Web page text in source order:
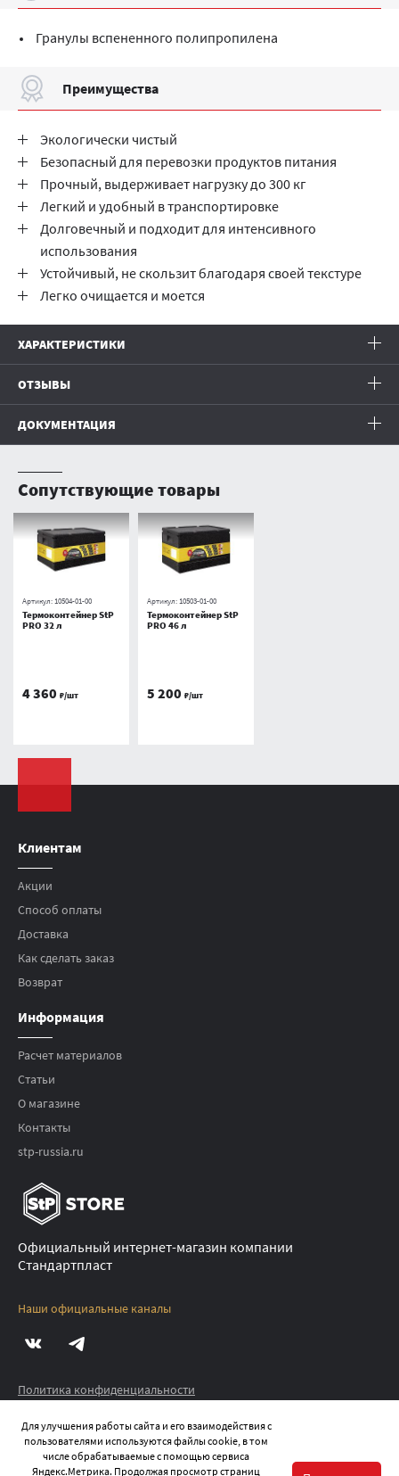
Гранулы вспененного полипропилена
Преимущества
Экологически чистый
Безопасный для перевозки продуктов питания
Прочный, выдерживает нагрузку до 300 кг
Легкий и удобный в транспортировке
Долговечный и подходит для интенсивного
использования
Устойчивый, не скользит благодаря своей текстуре
Легко очищается и моется
ХАРАКТЕРИСТИКИ
ОТЗЫВЫ
ДОКУМЕНТАЦИЯ
Сопутствующие товары
Артикул: 10504-01-00
Термоконтейнер StP
PRO 32 л
4 360 ₽/шт
Артикул: 10503-01-00
Термоконтейнер StP
PRO 46 л
5 200 ₽/шт
Клиентам
Акции
Способ оплаты
Доставка
Как сделать заказ
Возврат
Информация
Расчет материалов
Статьи
О магазине
Контакты
stp-russia.ru
Официальный интернет-магазин компании
Стандартпласт
Наши официальные каналы
Политика конфиденциальности
©2026STP.STORE ВСЕ ПРАВА ЗАЩИЩЕНЫ
Для улучшения работы сайта и его взаимодействия с
пользователями используются файлы cookie, в том
числе обрабатываемые с помощью сервиса
Яндекс.Метрика. Продолжая просмотр страниц